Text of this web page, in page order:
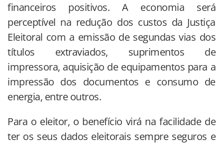
financeiros positivos. A economia será
perceptível na redução dos custos da Justiça
Eleitoral com a emissão de segundas vias dos
títulos extraviados, suprimentos de
impressora, aquisição de equipamentos para a
impressão dos documentos e consumo de
energia, entre outros.
Para o eleitor, o benefício virá na facilidade de
ter os seus dados eleitorais sempre seguros e